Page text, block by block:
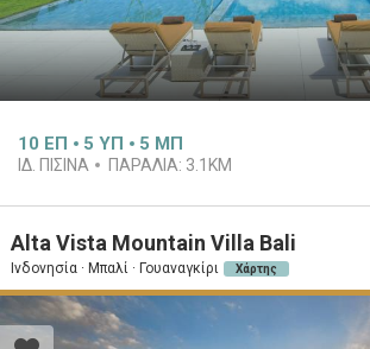
10 ΕΠ 5 ΥΠ 5 ΜΠ
ΙΔ. ΠΙΣΊΝΑ ΠΑΡΑΛΊΑ: 3.1KM
Alta Vista Mountain Villa Bali
Ινδονησία · Μπαλί · Γουαναγκίρι Χάρτης